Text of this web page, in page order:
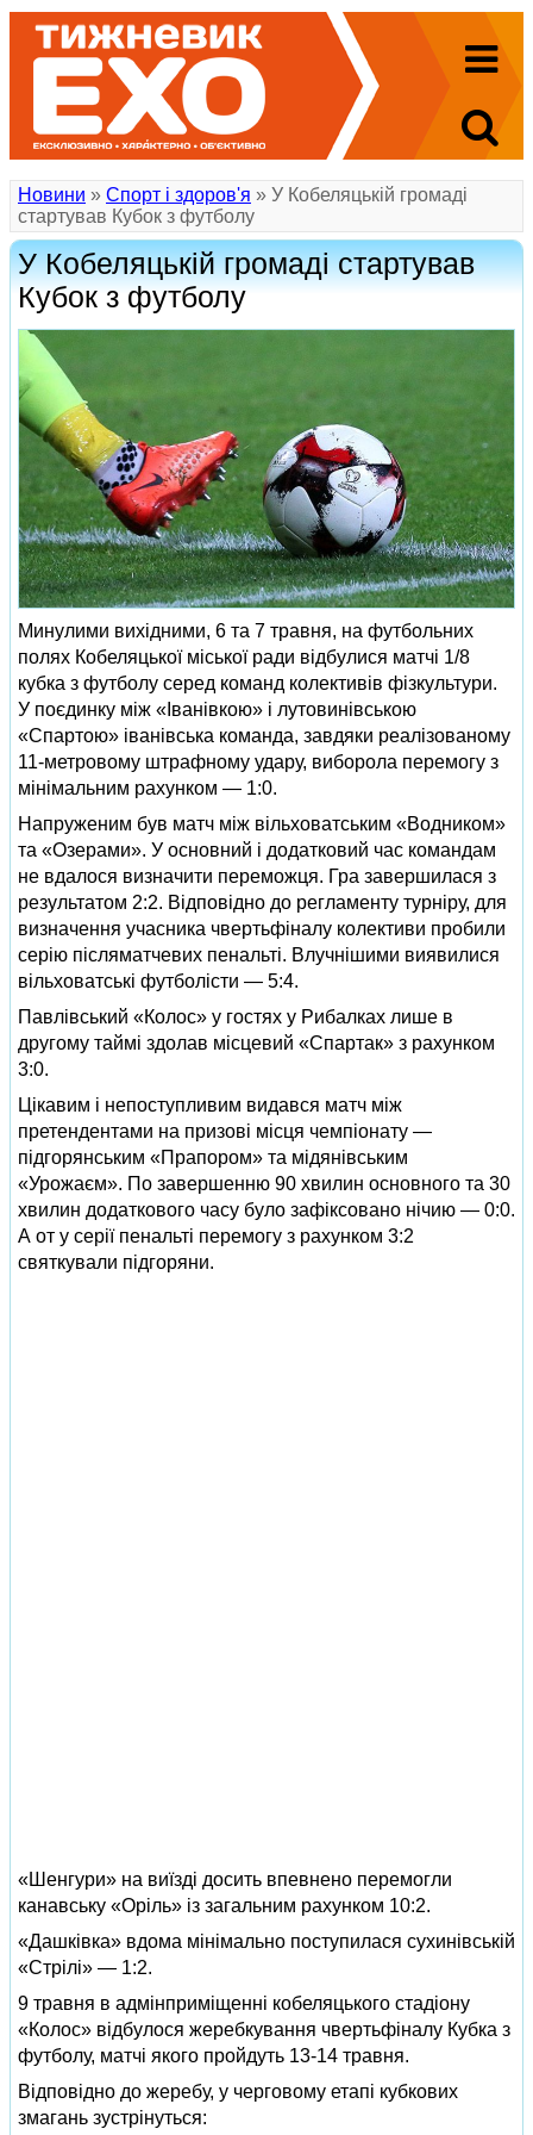
Новини » Спорт і здоров'я » У Кобеляцькій громаді
стартував Кубок з футболу
У Кобеляцькій громаді стартував
Кубок з футболу
Минулими вихідними, 6 та 7 травня, на футбольних
полях Кобеляцької міської ради відбулися матчі 1/8
кубка з футболу серед команд колективів фізкультури.
У поєдинку між «Іванівкою» і лутовинівською
«Спартою» іванівська команда, завдяки реалізованому
11-метровому штрафному удару, виборола перемогу з
мінімальним рахунком — 1:0.
Напруженим був матч між вільховатським «Водником»
та «Озерами». У основний і додатковий час командам
не вдалося визначити переможця. Гра завершилася з
результатом 2:2. Відповідно до регламенту турніру, для
визначення учасника чвертьфіналу колективи пробили
серію післяматчевих пенальті. Влучнішими виявилися
вільховатські футболісти — 5:4.
Павлівський «Колос» у гостях у Рибалках лише в
другому таймі здолав місцевий «Спартак» з рахунком
3:0.
Цікавим і непоступливим видався матч між
претендентами на призові місця чемпіонату —
підгорянським «Прапором» та мідянівським
«Урожаєм». По завершенню 90 хвилин основного та 30
хвилин додаткового часу було зафіксовано нічию — 0:0.
А от у серії пенальті перемогу з рахунком 3:2
святкували підгоряни.
«Шенгури» на виїзді досить впевнено перемогли
канавську «Оріль» із загальним рахунком 10:2.
«Дашківка» вдома мінімально поступилася сухинівській
«Стрілі» — 1:2.
9 травня в адмінприміщенні кобеляцького стадіону
«Колос» відбулося жеребкування чвертьфіналу Кубка з
футболу, матчі якого пройдуть 13-14 травня.
Відповідно до жеребу, у черговому етапі кубкових
змагань зустрінуться: